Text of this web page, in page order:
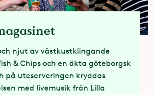
njut av västkustklingande
& Chips och en äkta göteborgsk
på uteserveringen kryddas
med livemusik från Lilla